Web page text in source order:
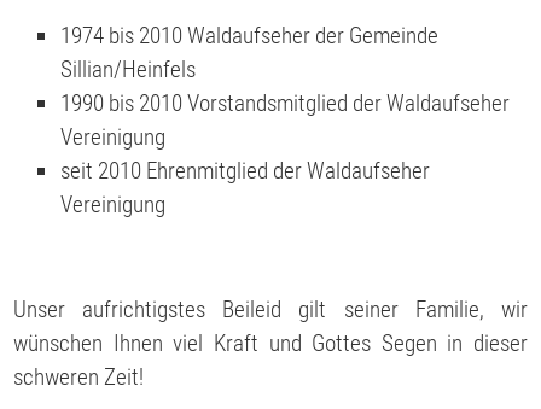
1974 bis 2010 Waldaufseher der Gemeinde
Sillian/Heinfels
1990 bis 2010 Vorstandsmitglied der Waldaufseher
Vereinigung
seit 2010 Ehrenmitglied der Waldaufseher
Vereinigung
Unser aufrichtigstes Beileid gilt seiner Familie, wir
wünschen Ihnen viel Kraft und Gottes Segen in dieser
schweren Zeit!